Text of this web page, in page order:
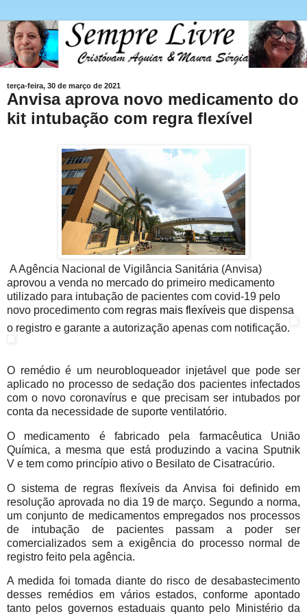
terça-feira, 30 de março de 2021
Anvisa aprova novo medicamento do
kit intubação com regra flexível
A Agência Nacional de Vigilância Sanitária (Anvisa)
aprovou a venda no mercado do primeiro medicamento
utilizado para intubação de pacientes com covid-19 pelo
novo procedimento com regras mais flexíveis que dispensa
o registro e garante a autorização apenas com notificação.
O remédio é um neurobloqueador injetável que pode ser
aplicado no processo de sedação dos pacientes infectados
com o novo coronavírus e que precisam ser intubados por
conta da necessidade de suporte ventilatório.
O medicamento é fabricado pela farmacêutica União
Química, a mesma que está produzindo a vacina Sputnik
V e tem como princípio ativo o Besilato de Cisatracúrio.
O sistema de regras flexíveis da Anvisa foi definido em
resolução aprovada no dia 19 de março. Segundo a norma,
um conjunto de medicamentos empregados nos processos
de intubação de pacientes passam a poder ser
comercializados sem a exigência do processo normal de
registro feito pela agência.
A medida foi tomada diante do risco de desabastecimento
desses remédios em vários estados, conforme apontado
tanto pelos governos estaduais quanto pelo Ministério da